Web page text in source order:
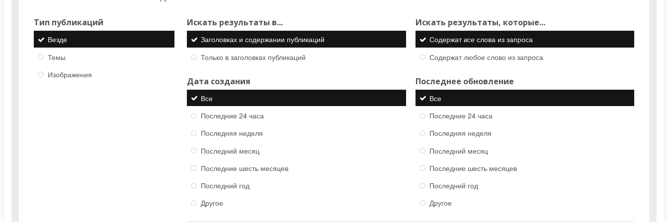
Тип публикаций
Везде
Темы
Изображения
Искать результаты в...
Заголовках и содержании публикаций
Только в заголовках публикаций
Искать результаты, которые...
Содержатвсеслова из запроса
Содержатлюбоеслово из запроса
Дата создания
Все
Последние 24 часа
Последняя неделя
Последний месяц
Последние шесть месяцев
Последний год
Другое
Последнее обновление
Все
Последние 24 часа
Последняя неделя
Последний месяц
Последние шесть месяцев
Последний год
Другое